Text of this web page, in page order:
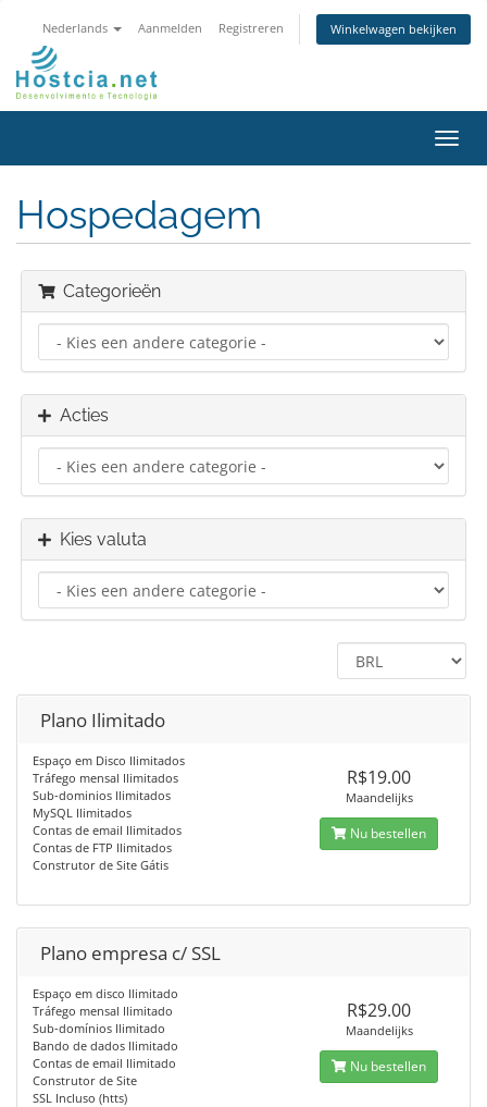
Nederlands Aanmelden Registreren Winkelwagen bekijken
in-/
Hospedagem
Categorieën
Acties
Kies valuta
Plano Ilimitado
Espaço em Disco Ilimitados
Tráfego mensal Ilimitados
Sub-dominios Ilimitados
MySQL Ilimitados
Contas de email Ilimitados
Contas de FTP Ilimitados
Construtor de Site Gátis
R$19.00
Maandelijks
Nu bestellen
Plano empresa c/ SSL
Espaço em disco Ilimitado
Tráfego mensal Ilimitado
Sub-domínios Ilimitado
Bando de dados Ilimitado
Contas de email Ilimitado
Construtor de Site
SSL Incluso (htts)
R$29.00
Maandelijks
Nu bestellen